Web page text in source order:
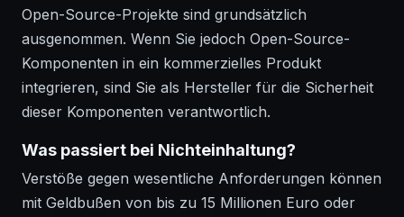
Open-Source-Projekte sind grundsätzlich
ausgenommen. Wenn Sie jedoch Open-Source-
Komponenten in ein kommerzielles Produkt
integrieren, sind Sie als Hersteller für die Sicherheit
dieser Komponenten verantwortlich.
Was passiert bei Nichteinhaltung?
Verstöße gegen wesentliche Anforderungen können
mit Geldbußen von bis zu 15 Millionen Euro oder